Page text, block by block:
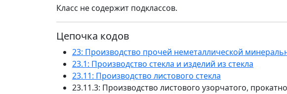
Класс не содержит подклассов.
Цепочка кодов
23: Производство прочей неметаллической
23.1: Производство стекла и изделий из стекла
23.11: Производство листового стекла
23.11.3: Производство листового узорчатого,